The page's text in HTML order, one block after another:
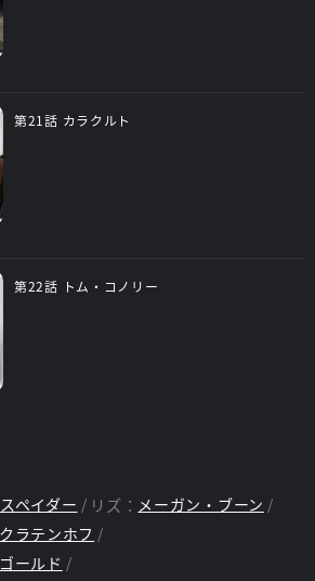
第21話 カラクルト
第22話 トム・コノリー
ペイダー リズ： メーガン・ブーン
ラテンホフ
ールド